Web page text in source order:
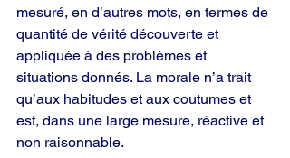
mesuré, en d’autres mots, en termes de
quantité de vérité découverte et
appliquée à des problèmes et
situations donnés. La morale n’a trait
qu’aux habitudes et aux coutumes et
est, dans une large mesure, réactive et
non raisonnable.